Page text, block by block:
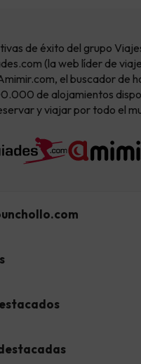
de éxito del grupo
(la web líder de
el buscador de
de alojamientos
y viajar por todo el
los medios